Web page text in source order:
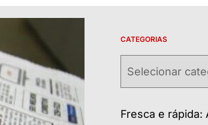
CATEGORIAS
Fresca e rápida: